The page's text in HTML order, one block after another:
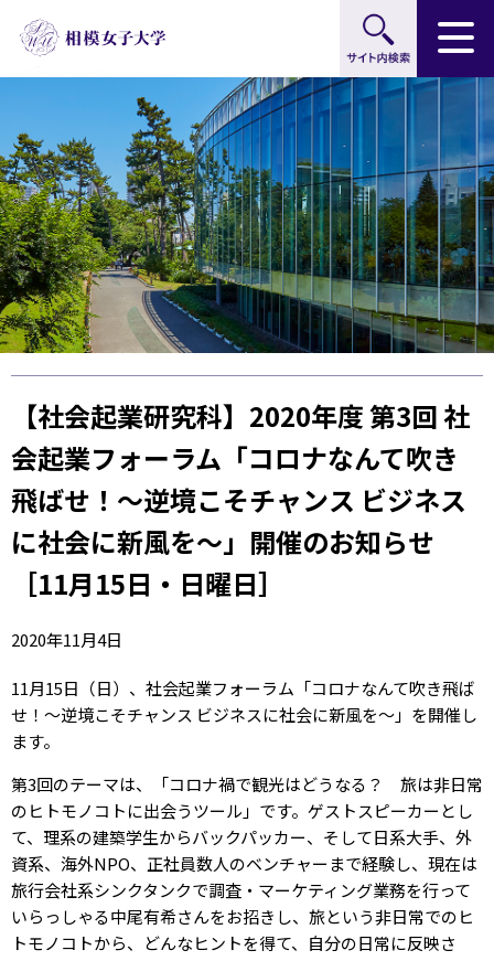
ー
バ
ル
ナ
ビ
ゲ
ー
シ
ョ
ン
へ
カ
ル
ナ
ビ
ゲ
ー
シ
ョ
ン
へ
タ
ー
へ
【社会起業研究科】2020年度 第3回 社
会起業フォーラム「コロナなんて吹き
飛ばせ！～逆境こそチャンス ビジネス
に社会に新風を～」開催のお知らせ
［11月15日・日曜日］
2020年11月4日
11月15日（日）、社会起業フォーラム「コロナなんて吹き飛ば
せ！～逆境こそチャンス ビジネスに社会に新風を～」を開催し
ます。
第3回のテーマは、「コロナ禍で観光はどうなる？ 旅は非日常
のヒトモノコトに出会うツール」です。ゲストスピーカーとし
て、理系の建築学生からバックパッカー、そして日系大手、外
資系、海外NPO、正社員数人のベンチャーまで経験し、現在は
旅行会社系シンクタンクで調査・マーケティング業務を行って
いらっしゃる中尾有希さんをお招きし、旅という非日常でのヒ
トモノコトから、どんなヒントを得て、自分の日常に反映さ